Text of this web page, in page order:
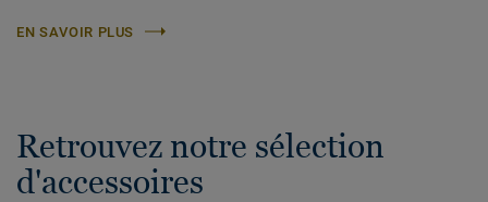
EN SAVOIR PLUS
Retrouvez notre sélection
d'accessoires